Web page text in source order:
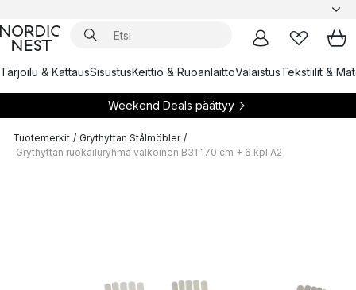
Tarjoilu & KattausSisustusKeittiö & RuoanlaittoValaistusTekstiilit &
Weekend Deals päättyy
Tuotemerkit / Grythyttan Stålmöbler /
Grythyttan ruokailuryhmä valkoinen B31 170 cm + 6 kpl A2